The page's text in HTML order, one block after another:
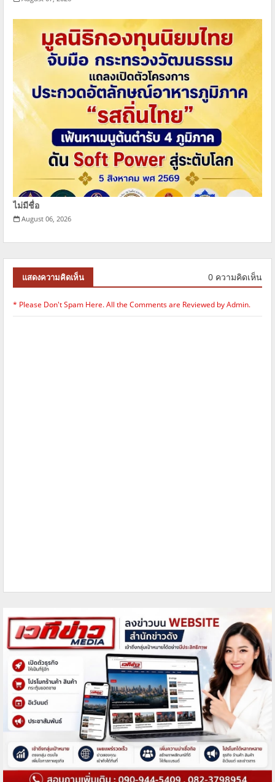
ไม่มีชื่อ
August 06, 2026
แสดงความคิดเห็น 0 ความคิดเห็น
* Please Don't Spam Here. All the Comments are Reviewed by Admin.